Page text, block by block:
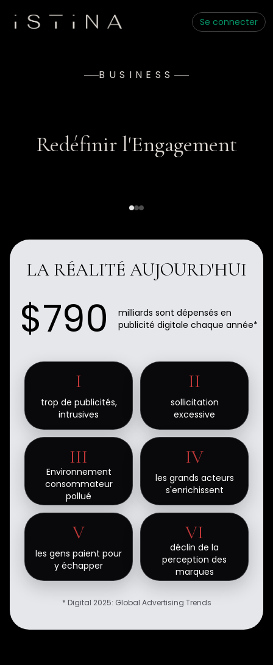
Se connecter
BUSINESS
Redéfinir l'Engagement
LA RÉALITÉ AUJOURD'HUI
$790
milliards sont dépensés en
publicité digitale chaque année*
I
trop de publicités,
intrusives
II
sollicitation
excessive
III
Environnement
consommateur
pollué
IV
les grands acteurs
s'enrichissent
V
les gens paient pour
y échapper
VI
déclin de la
perception des
marques
* Digital 2025: Global Advertising Trends
ISTINA OFFRE
QUELQUE CHOSE DE
DIFFÉRENT